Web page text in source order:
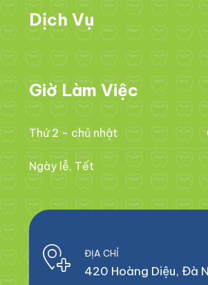
Dịch Vụ
Giờ Làm Việc
Thứ 2 - chủ nhật
Ngày lễ, Tết
ĐỊA CHỈ
420 Hoàng Diệu, Đà